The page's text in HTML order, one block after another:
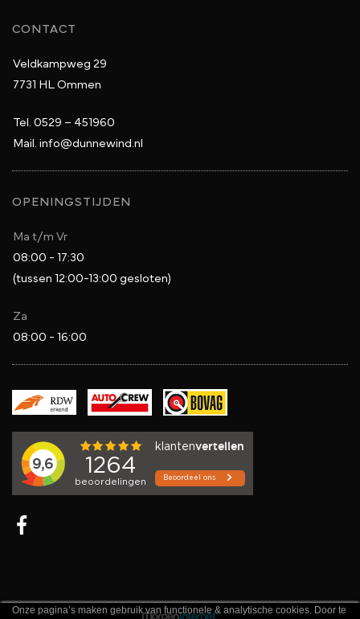
CONTACT
Veldkampweg 29
7731 HL Ommen
Tel. 0529 – 451960
Mail. info@dunnewind.nl
OPENINGSTIJDEN
Ma t/m Vr
08:00 - 17:30
(tussen 12:00-13:00 gesloten)
Za
08:00 - 16:00
Onze pagina’s maken gebruik van functionele & analytische cookies. Door te